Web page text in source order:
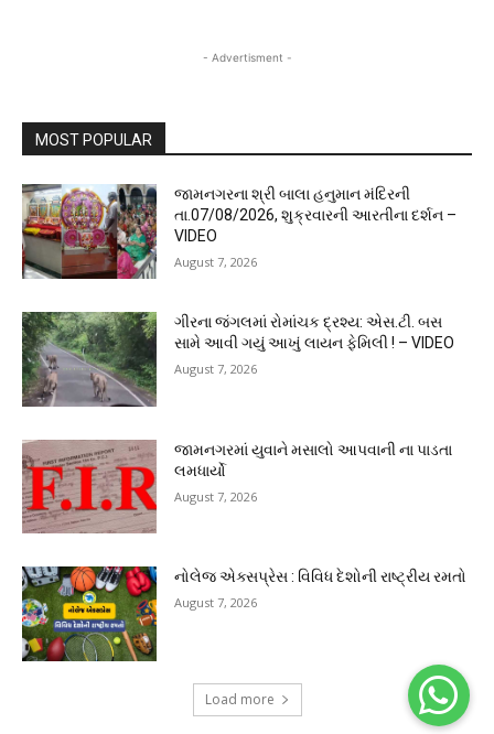
- Advertisment -
MOST POPULAR
જામનગરના શ્રી બાલા હનુમાન મંદિરની
તા.07/08/2026, શુક્રવારની આરતીના દર્શન –
VIDEO
August 7, 2026
ગીરના જંગલમાં રોમાંચક દ્રશ્ય: એસ.ટી. બસ
સામે આવી ગયું આખું લાયન ફેમિલી ! – VIDEO
August 7, 2026
જામનગરમાં યુવાને મસાલો આપવાની ના પાડતા
લમધાર્યો
August 7, 2026
નોલેજ એક્સપ્રેસ : વિવિધ દેશોની રાષ્ટ્રીય રમતો
August 7, 2026
Load more